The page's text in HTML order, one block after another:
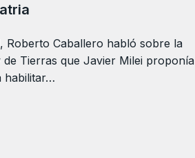
Roberto Caballero habló sobre la
de Tierras que Javier Milei proponía
habilitar…